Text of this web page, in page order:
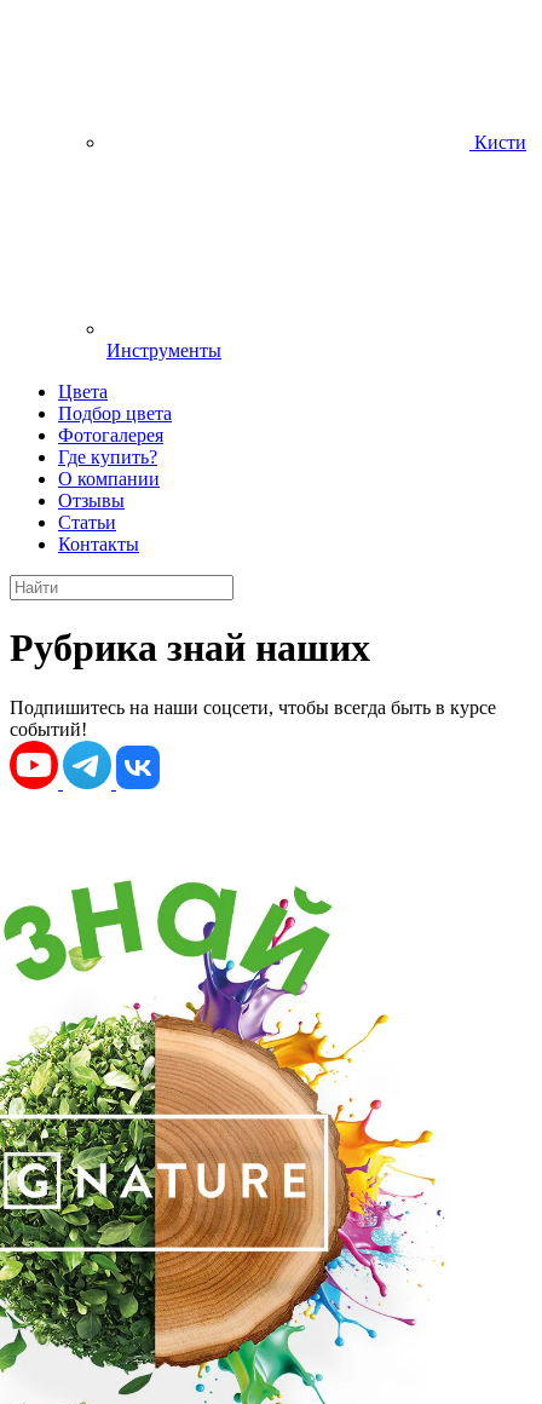
Кисти
Инструменты
Цвета
Подбор цвета
Фотогалерея
Где купить?
О компании
Отзывы
Статьи
Контакты
Рубрика знай наших
Подпишитесь на наши соцсети, чтобы всегда быть в курсе
событий!